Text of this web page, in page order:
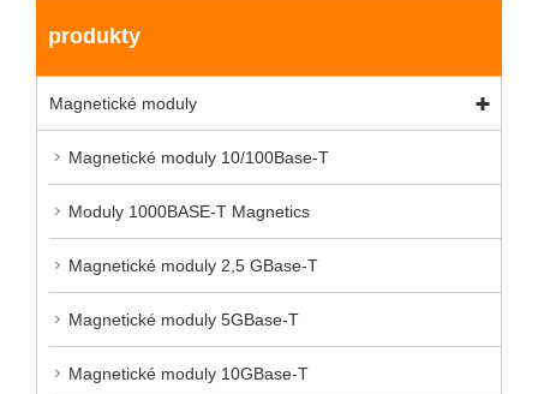
produkty
Magnetické moduly
Magnetické moduly 10/100Base-T
Moduly 1000BASE-T Magnetics
Magnetické moduly 2,5 GBase-T
Magnetické moduly 5GBase-T
Magnetické moduly 10GBase-T